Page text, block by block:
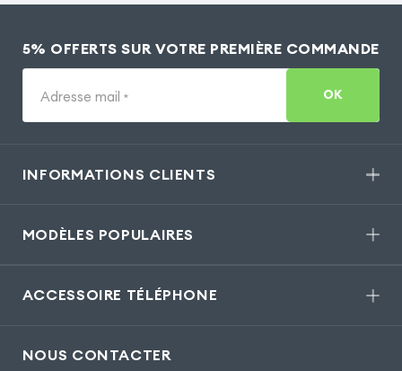
5% OFFERTS SUR VOTRE PREMIÈRE COMMANDE
Adresse mail * OK
INFORMATIONS CLIENTS
MODÈLES POPULAIRES
ACCESSOIRE TÉLÉPHONE
NOUS CONTACTER